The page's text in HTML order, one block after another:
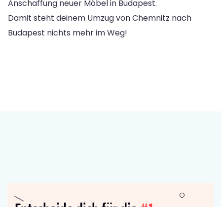
Anschaffung neuer Möbel in Budapest.
Damit steht deinem Umzug von Chemnitz nach
Budapest nichts mehr im Weg!